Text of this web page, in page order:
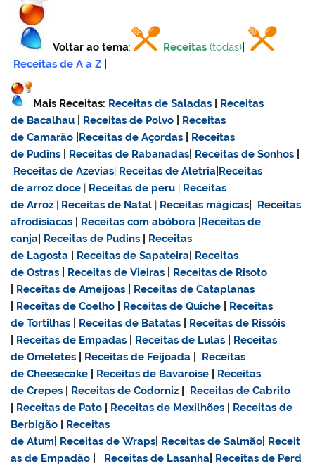
Voltar ao tema: Receitas (todas)
Receitas de A a Z
Mais Receitas: Receitas de Saladas
Receitas
de Bacalhau
Receitas de Polvo
Receitas
de Camarão Receitas de Açordas
Receitas
de Pudins
Receitas de Rabanadas Receitas de Sonhos
Receitas de Azevias| Receitas de Aletria Receitas
dearroz doce | Receitas de peru | Receitas
de Arroz | Receitas de Natal | Receitas mágicas
Receitas
afrodisiacas
Receitas com abóbora Receitas de
canja Receitas de Pudins
Receitas
de Lagosta
Receitas de Sapateira Receitas
de Ostras
Receitas de Vieiras
Receitas de Risoto
Receitas de Ameijoas
Receitas de Cataplanas
Receitas de Coelho Receitas de Quiche
Receitas
de Tortilhas
Receitas de Batatas
Receitas de Rissóis
Receitas de Empadas Receitas de Lulas
Receitas
de Omeletes
Receitas de Feijoada
Receitas
de Cheesecake
Receitas de Bavaroise
Receitas
de Crepes
Receitas de Codorniz
Receitas de Cabrito
Receitas de Pato Receitas de Mexilhões
Receitas de
Berbigão
Receitas
de Atum Receitas de Wraps Receitas de Salmão Receit
as de Empadão
Receitas de Lasanha Receitas de Perd